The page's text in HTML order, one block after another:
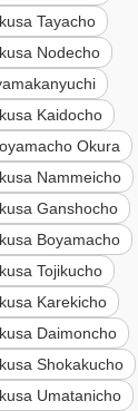
Tayacho
Nodecho
Kaidocho
Okura
Nammeicho
Ganshocho
Boyamacho
Tojikucho
Karekicho
Daimoncho
Shokakucho
Umatanicho